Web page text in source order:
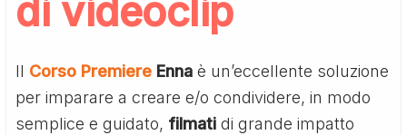
di videoclip
Il Corso Premiere Enna è un’eccellente soluzione
per imparare a creare e/o condividere, in modo
semplice e guidato, filmati di grande impatto